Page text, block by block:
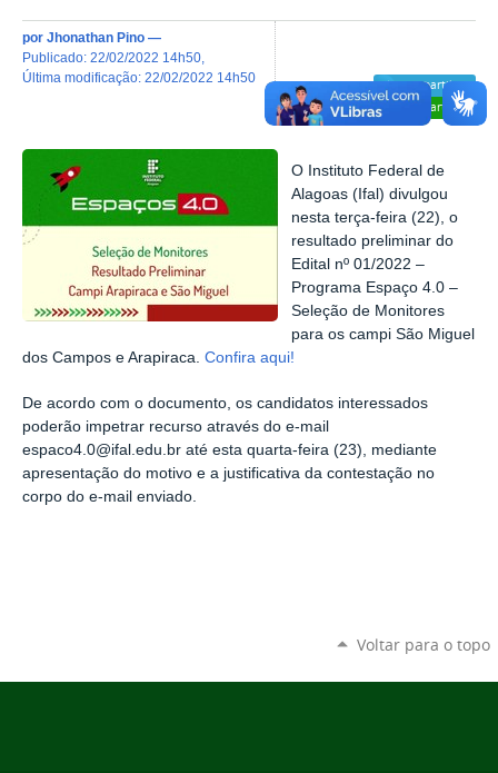
Compartilhar
Compartilhar
por Jhonathan Pino —
publicado: 22/02/2022 14h50
última modificação: 22/02/2022 14h50
O Instituto Federal de
Alagoas (Ifal) divulgou
nesta terça-feira (22), o
resultado preliminar do
Edital nº 01/2022 –
Programa Espaço 4.0 –
Seleção de Monitores
para os campi São Miguel
dos Campos e Arapiraca. Confira aqui!
De acordo com o documento, os candidatos interessados
poderão impetrar recurso através do e-mail
espaco4.0@ifal.edu.br até esta quarta-feira (23), mediante
apresentação do motivo e a justificativa da contestação no
corpo do e-mail enviado.
Voltar para o topo